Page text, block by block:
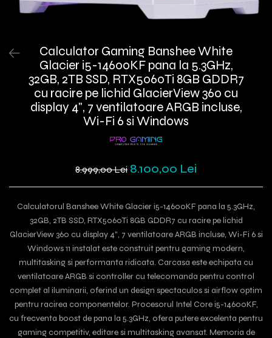
Calculator Gaming Banshee White
Glacier i5-14600KF pana la 5.3GHz,
32GB, 2TB SSD, RTX5060Ti 8GB GDDR7
cu racire pe lichid GlacierView 360 cu
display 4", 7 ventilatoare ARGB incluse,
Wi-Fi 6 si Windows
8.999,00 Lei 8.100,00 Lei
Calculatorul Banshee White Glacier i5-14600KF pana la 5.3GHz,
32GB, 2TB SSD, RTX5060Ti 8GB GDDR7 cu racire pe lichid
GlacierView 360 cu display 4", 7 ventilatoare ARGB incluse, Wi-Fi 6 si
Windows 11 instalat este construit pentru gaming modern,
multitasking si performanta ridicata. Carcasa este echipata cu
ventilatoare ARGB si controller cu telecomanda pentru control
complet al iluminarii, oferind un design spectaculos si airflow optim
pentru racirea componentelor. Procesorul Intel Core i5-14600KF,
cu frecventa boost de pana la 5.3GHz, ofera putere excelenta pentru
gaming competitiv, editare si multitasking avansat. Memoria de